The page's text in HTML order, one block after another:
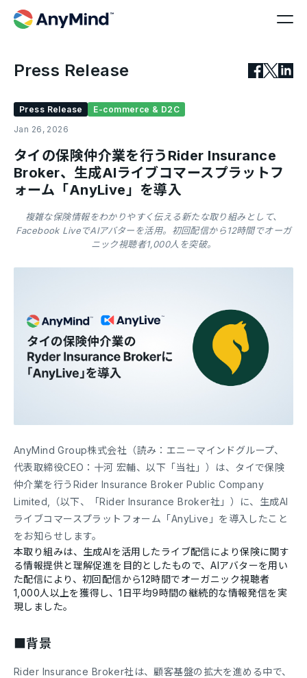
Press Release
Press Release
E-commerce & D2C
Jan 26, 2026
タイの保険仲介業を行うRider Insurance
Broker、生成AIライブコマースプラットフ
ォーム「AnyLive」を導入
複雑な保険情報をわかりやすく伝える新たな取り組みとして、
Facebook LiveでAIアバターを活用。初回配信から12時間でオーガ
ニック視聴者1,000人を突破。
AnyMind Group株式会社（読み：エニーマインドグループ、
代表取締役CEO：十河 宏輔、以下「当社」）は、タイで保険
仲介業を行うRider Insurance Broker Public Company
Limited,（以下、「Rider Insurance Broker社」）に、生成AI
ライブコマースプラットフォーム「AnyLive」を導入したこと
をお知らせします。
本取り組みは、生成AIを活用したライブ配信により保険に関す
る情報提供と理解促進を目的としたもので、AIアバターを用い
た配信により、初回配信から12時間でオーガニック視聴者
1,000人以上を獲得し、1日平均9時間の継続的な情報発信を実
現しました。
■背景
Rider Insurance Broker社は、顧客基盤の拡大を進める中で、